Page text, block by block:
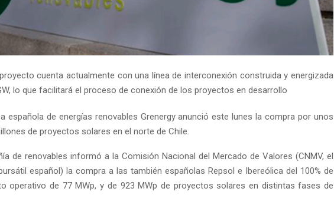
cuenta actualmente con una línea de interconexión construida y energizada
lo que facilitará el proceso de conexión de los proyectos en desarrollo
española de energías renovables Grenergy anunció este lunes la compra por unos
de proyectos solares en el norte de Chile.
de renovables informó a la Comisión Nacional del Mercado de Valores (CNMV, el
español) la compra a las también españolas Repsol e Ibereólica del 100% de
operativo de 77 MWp, y de 923 MWp de proyectos solares en distintas fases de